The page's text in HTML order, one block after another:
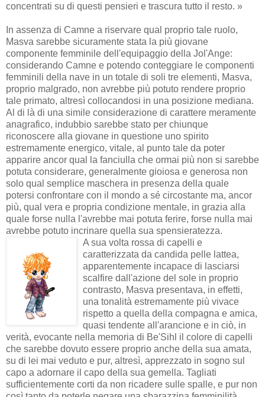
concentrati su di questi pensieri e trascura tutto il resto. »
In assenza di Camne a riservare qual proprio tale ruolo,
Masva sarebbe sicuramente stata la più giovane
componente femminile dell'equipaggio della Jol'Ange:
considerando Camne e potendo conteggiare le componenti
femminili della nave in un totale di soli tre elementi, Masva,
proprio malgrado, non avrebbe più potuto rendere proprio
tale primato, altresì collocandosi in una posizione mediana.
Al di là di una simile considerazione di carattere meramente
anagrafico, indubbio sarebbe stato per chiunque
riconoscere alla giovane in questione uno spirito
estremamente energico, vitale, al punto tale da poter
apparire ancor qual la fanciulla che ormai più non si sarebbe
potuta considerare, generalmente gioiosa e generosa non
solo qual semplice maschera in presenza della quale
potersi confrontare con il mondo a sé circostante ma, ancor
più, qual vera e propria condizione mentale, in grazia alla
quale forse nulla l'avrebbe mai potuta ferire, forse nulla mai
avrebbe potuto incrinare quella sua spensieratezza.
A sua volta rossa di capelli e
caratterizzata da candida pelle lattea,
apparentemente incapace di lasciarsi
scalfire dall'azione del sole in proprio
contrasto, Masva presentava, in effetti,
una tonalità estremamente più vivace
rispetto a quella della compagna e amica,
quasi tendente all'arancione e in ciò, in
verità, evocante nella memoria di Be'Sihl il colore di capelli
che sarebbe dovuto essere proprio anche della sua amata,
su di lei mai veduto e pur, altresì, apprezzato in sogno sul
capo a adornare il capo della sua gemella. Tagliati
sufficientemente corti da non ricadere sulle spalle, e pur non